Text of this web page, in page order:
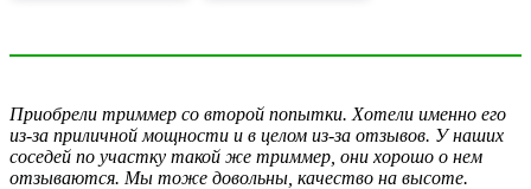
Приобрели триммер со второй попытки. Хотели именно его
из-за приличной мощности и в целом из-за отзывов. У наших
соседей по участку такой же триммер, они хорошо о нем
отзываются. Мы тоже довольны, качество на высоте.